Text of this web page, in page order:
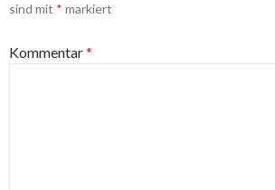
sind mit * markiert
Kommentar*